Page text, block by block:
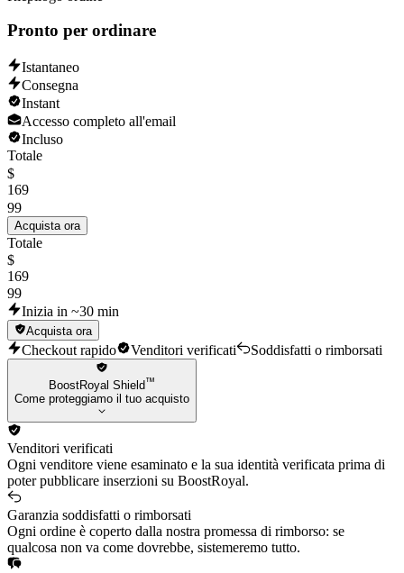
Do not contact Supercell help and support.
10 days.
Pronto per ordinare
Istantaneo
Consegna
Instant
Accesso completo all'email
Incluso
Totale
$
169
99
Acquista ora
Totale
$
169
99
Inizia in ~30 min
Acquista ora
Checkout rapido Venditori verificati Soddisfatti o rimborsati
BoostRoyal Shield™
Come proteggiamo il tuo acquisto
Venditori verificati
Ogni venditore viene esaminato e la sua identità verificata prima di
poter pubblicare inserzioni su BoostRoyal.
Garanzia soddisfatti o rimborsati
Ogni ordine è coperto dalla nostra promessa di rimborso: se
qualcosa non va come dovrebbe, sistemeremo tutto.